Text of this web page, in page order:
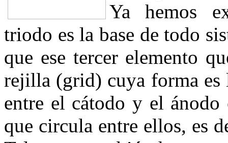
Ya hemos
triodo es la base de todo
que ese tercer elemento
rejilla (grid) cuya forma es
entre el cátodo y el
que circula entre ellos, es